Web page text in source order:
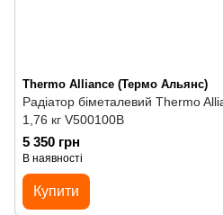
Thermo Alliance (Термо Альянс)
Радіатор біметалевий Thermo
1,76 кг V500100B
5 350 грн
В наявності
Купити